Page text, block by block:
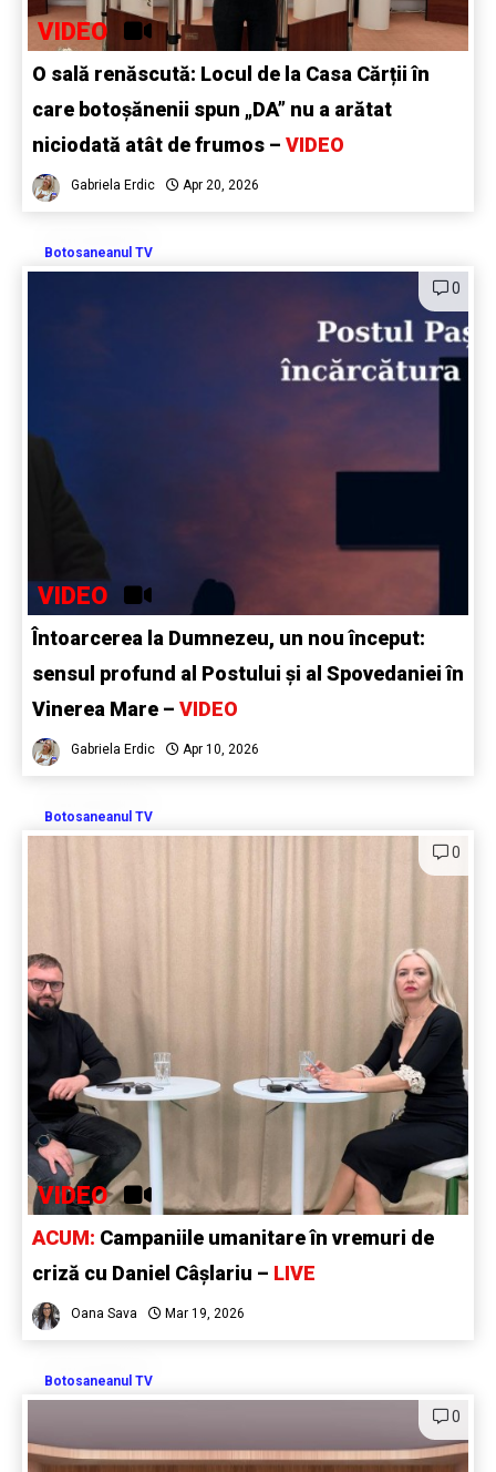
VIDEO
O sală renăscută: Locul de la Casa Cărții în
care botoșănenii spun „DA” nu a arătat
niciodată atât de frumos – VIDEO
Gabriela Erdic Apr 20, 2026
Botosaneanul TV
0
VIDEO
Întoarcerea la Dumnezeu, un nou început:
sensul profund al Postului și al Spovedaniei în
Vinerea Mare – VIDEO
Gabriela Erdic Apr 10, 2026
Botosaneanul TV
0
VIDEO
ACUM: Campaniile umanitare în vremuri de
criză cu Daniel Câșlariu – LIVE
Oana Sava Mar 19, 2026
Botosaneanul TV
0